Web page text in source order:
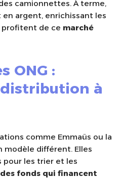
camionnettes. À terme,
argent, enrichissant les
profitent de ce marché
ONG :
à
comme Emmaüs ou la
modèle différent. Elles
les trier et les
des fonds qui financent